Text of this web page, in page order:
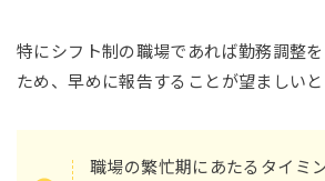
特にシフト制の職場であれば勤務調整
ため、早めに報告することが望ましいと
職場の繁忙期にあたるタイミ